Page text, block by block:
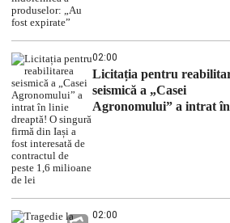
02:00
Licitația pentru
seismică a „Casei
Agronomului” a intrat în
02:00